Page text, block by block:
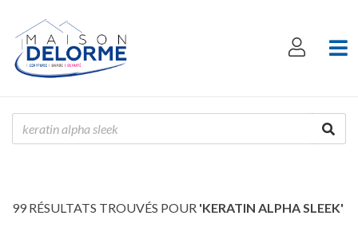
99 RÉSULTATS TROUVÉS POUR 'KERATIN ALPHA SLEEK'